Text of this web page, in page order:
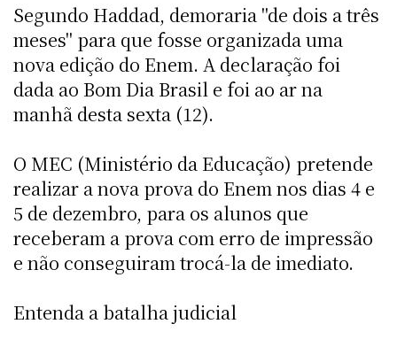
Segundo Haddad, demoraria "de dois a três
meses" para que fosse organizada uma
nova edição do Enem. A declaração foi
dada ao Bom Dia Brasil e foi ao ar na
manhã desta sexta (12).
O MEC (Ministério da Educação) pretende
realizar a nova prova do Enem nos dias 4 e
5 de dezembro, para os alunos que
receberam a prova com erro de impressão
e não conseguiram trocá-la de imediato.
Entenda a batalha judicial